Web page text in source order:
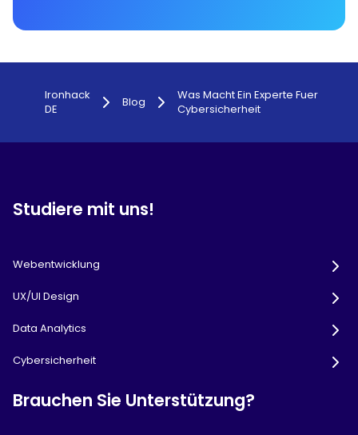
Ironhack
DE
Blog
Was Macht Ein Experte Fuer
Cybersicherheit
Studiere mit uns!
Webentwicklung
UX/UI Design
Data Analytics
Cybersicherheit
Brauchen Sie Unterstützung?